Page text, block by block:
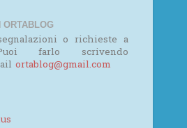
ORTABLOG
o richieste a
farlo scrivendo
ortablog@gmail.com